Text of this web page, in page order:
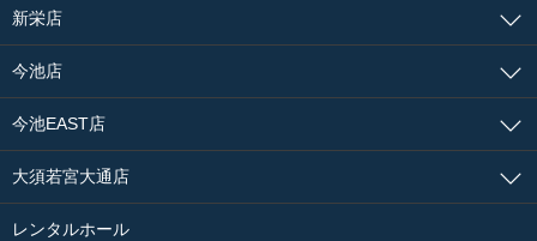
新栄店
今池店
今池EAST店
大須若宮大通店
レンタルホール